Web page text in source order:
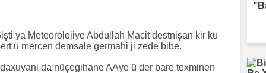
ya Meteorolojiye Abdullah Macit destnişan kir ku
ü mercen demsale germahi ji zede bibe.
da nüçegihane AAye ü der bare texminen